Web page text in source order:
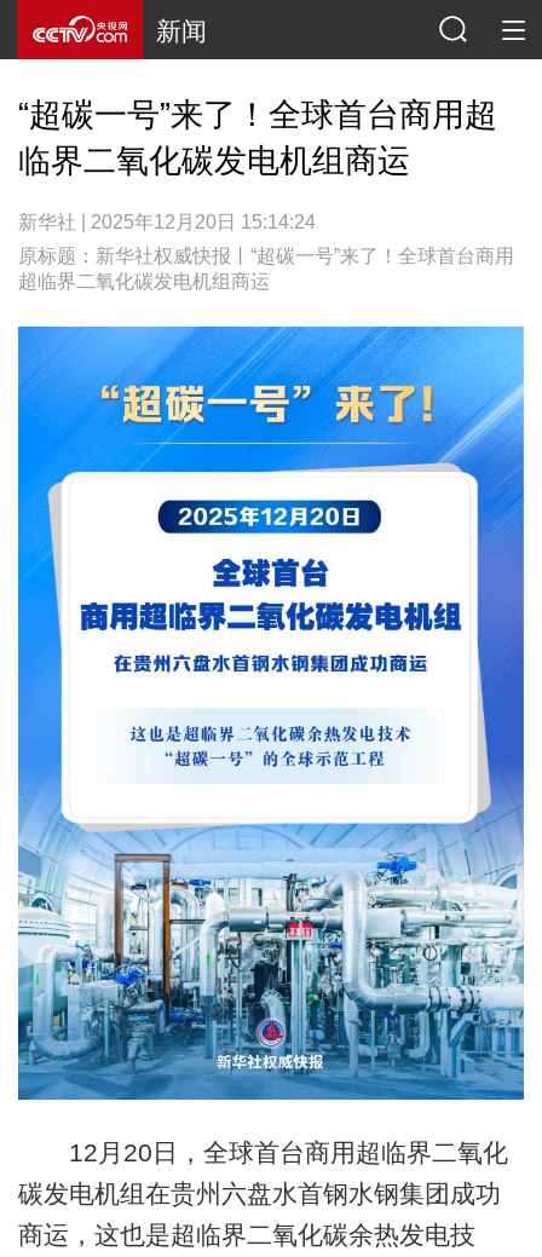
新闻
“超碳一号”来了！全球首台商用超
临界二氧化碳发电机组商运
新华社 | 2025年12月20日 15:14:24
原标题：新华社权威快报丨“超碳一号”来了！全球首台商用
超临界二氧化碳发电机组商运
12月20日，全球首台商用超临界二氧化
碳发电机组在贵州六盘水首钢水钢集团成功
商运，这也是超临界二氧化碳余热发电技